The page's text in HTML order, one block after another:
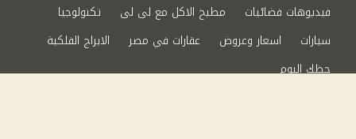
فيديوهات فضائيات
مطبخ الاكل مع لى لى
تكنولوجيا
سيارات
اسعار وعروض عقارات في مصر
الابراج الفلكية
حظك اليوم